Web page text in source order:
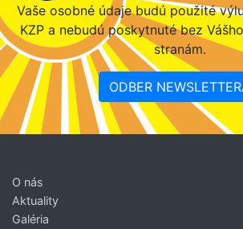
Vaše osobné údaje budú použité
KZP a nebudú poskytnuté bez
stranám.
ODBER
O nás
Aktuality
Galéria